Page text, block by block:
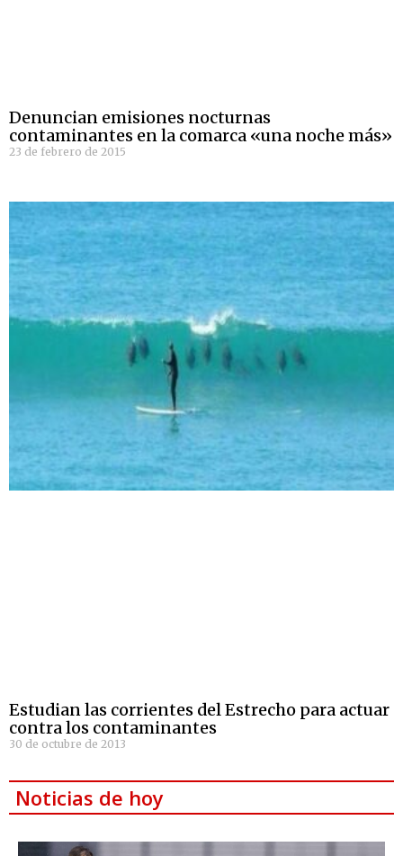
Denuncian emisiones nocturnas
contaminantes en la comarca «una noche más»
23 de febrero de 2015
Estudian las corrientes del Estrecho para actuar
contra los contaminantes
30 de octubre de 2013
Noticias de hoy